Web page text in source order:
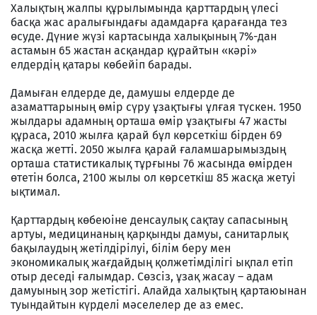
Халықтың жалпы құрылымында қарттардың үлесі
басқа жас аралығындағы адамдарға қарағанда тез
өсуде. Дүние жүзі картасында халықының 7%-дан
астамын 65 жастан асқандар құрайтын «кәрі»
елдердің қатары көбейіп барады.
Дамыған елдерде де, дамушы елдерде де
азаматтарының өмір сүру ұзақтығы ұлғая түскен. 1950
жылдары адамның орташа өмір ұзақтығы 47 жасты
құраса, 2010 жылға қарай бұл көрсеткіш бірден 69
жасқа жетті. 2050 жылға қарай ғаламшарымыздың
орташа статистикалық тұрғыны 76 жасында өмірден
өтетін болса, 2100 жылы ол көрсеткіш 85 жасқа жетуі
ықтимал.
Қарттардың көбеюіне денсаулық сақтау сапасының
артуы, медицинаның қарқынды дамуы, санитарлық
бақылаудың жетілдірілуі, білім беру мен
экономикалық жағдайдың қолжетімділігі ықпал етіп
отыр деседі ғалымдар. Сөзсіз, ұзақ жасау – адам
дамуының зор жетістігі. Алайда халықтың қартаюынан
туындайтын күрделі мәселелер де аз емес.